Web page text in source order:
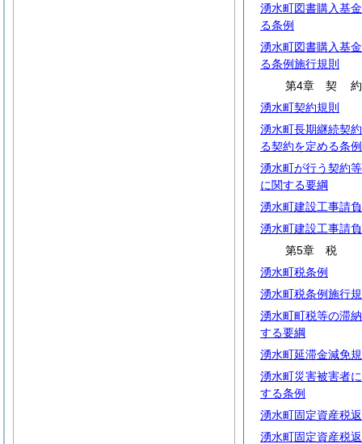
湧水町図書購入基
る条例
湧水町図書購入基
る条例施行規則
第4章 契約
湧水町契約規則
湧水町長期継続契
る契約を定める条例
湧水町が行う契約
に関する要綱
湧水町建設工事請
湧水町建設工事請
第5章 税
湧水町税条例
湧水町税条例施行
湧水町町税等の滞
する要綱
湧水町延滞金減免
湧水町災害被害者
する条例
湧水町固定資産税
湧水町固定資産税